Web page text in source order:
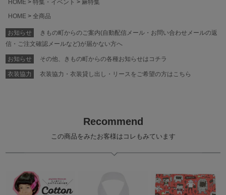
HOME
特集・イベント
麻特集
HOME
全商品
お知らせ
きもの町からのご案内(自動配信メール・お問い合わせメールの返
信・ご注文確認メールなど)が届かない方へ
お知らせ その他、きもの町からの各種お知らせはコチラ
衣装協力 衣装協力・衣装貸し出し・リースをご希望の方はこちら
Recommend
この商品をみたお客様はコレもみています